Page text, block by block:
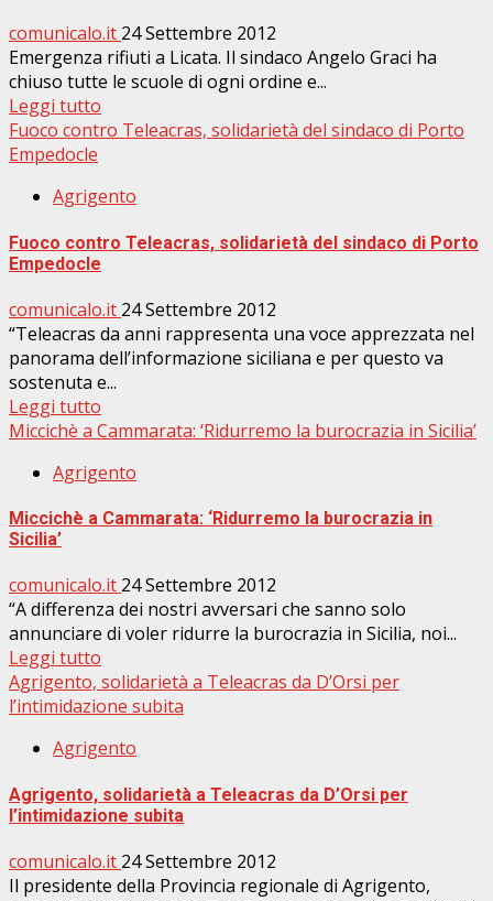
comunicalo.it 24 Settembre 2012
Emergenza rifiuti a Licata. Il sindaco Angelo Graci ha
chiuso tutte le scuole di ogni ordine e...
Leggi tutto
Fuoco contro Teleacras, solidarietà del sindaco di Porto
Empedocle
Agrigento
Fuoco contro Teleacras, solidarietà del sindaco di Porto
Empedocle
comunicalo.it 24 Settembre 2012
“Teleacras da anni rappresenta una voce apprezzata nel
panorama dell’informazione siciliana e per questo va
sostenuta e...
Leggi tutto
Miccichè a Cammarata: ‘Ridurremo la burocrazia in Sicilia’
Agrigento
Miccichè a Cammarata: ‘Ridurremo la burocrazia in
Sicilia’
comunicalo.it 24 Settembre 2012
“A differenza dei nostri avversari che sanno solo
annunciare di voler ridurre la burocrazia in Sicilia, noi...
Leggi tutto
Agrigento, solidarietà a Teleacras da D’Orsi per
l’intimidazione subita
Agrigento
Agrigento, solidarietà a Teleacras da D’Orsi per
l’intimidazione subita
comunicalo.it 24 Settembre 2012
Il presidente della Provincia regionale di Agrigento,